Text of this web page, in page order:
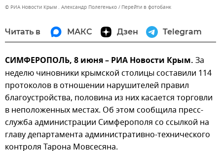
© РИА Новости Крым . Александр Полегенько Перейти в фотобанк
Читать в МАКС Дзен Telegram
СИМФЕРОПОЛЬ, 8 июня – РИА Новости Крым. За
неделю чиновники крымской столицы составили 114
протоколов в отношении нарушителей правил
благоустройства, половина из них касается торговли
в неположенных местах. Об этом сообщила пресс-
служба администрации Симферополя со ссылкой на
главу департамента административно-технического
контроля Тарона Мовсесяна.